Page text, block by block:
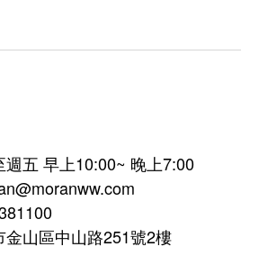
五 早上10:00~ 晚上7:00
山區中山路251號2樓